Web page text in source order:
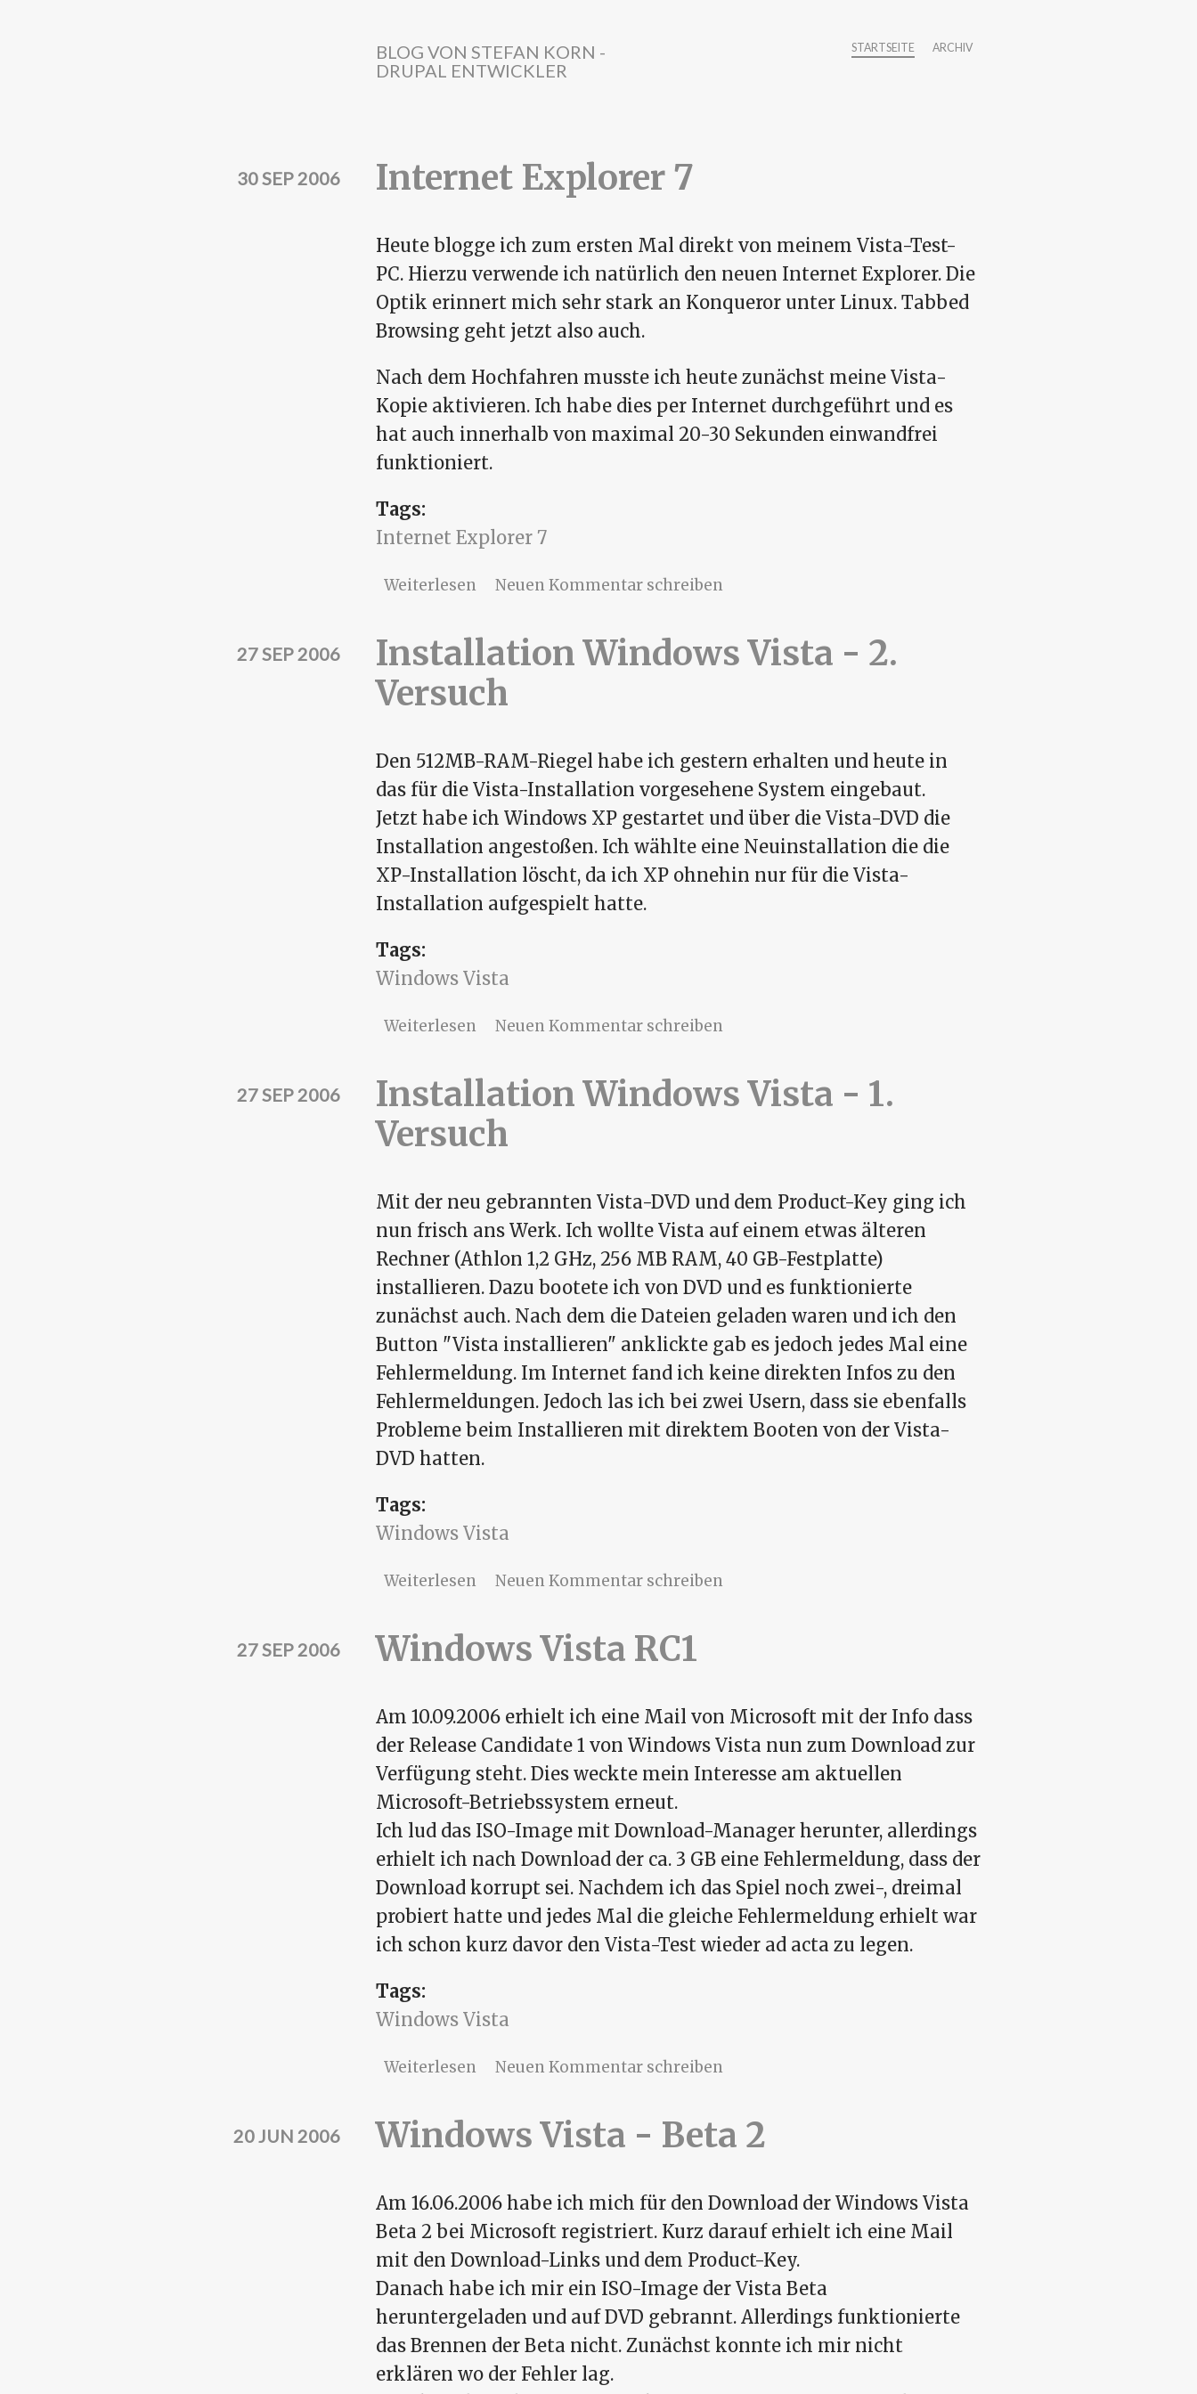
BLOG VON STEFAN KORN -
DRUPAL ENTWICKLER
STARTSEITE ARCHIV
Internet Explorer 7
30 SEP 2006
Heute blogge ich zum ersten Mal direkt von meinem Vista-Test-
PC. Hierzu verwende ich natürlich den neuen Internet Explorer. Die
Optik erinnert mich sehr stark an Konqueror unter Linux. Tabbed
Browsing geht jetzt also auch.
Nach dem Hochfahren musste ich heute zunächst meine Vista-
Kopie aktivieren. Ich habe dies per Internet durchgeführt und es
hat auch innerhalb von maximal 20-30 Sekunden einwandfrei
funktioniert.
Tags:
Internet Explorer 7
Weiterlesen über Internet Explorer 7
Neuen Kommentar schreiben
Installation Windows Vista - 2.
Versuch
27 SEP 2006
Den 512MB-RAM-Riegel habe ich gestern erhalten und heute in
das für die Vista-Installation vorgesehene System eingebaut.
Jetzt habe ich Windows XP gestartet und über die Vista-DVD die
Installation angestoßen. Ich wählte eine Neuinstallation die die
XP-Installation löscht, da ich XP ohnehin nur für die Vista-
Installation aufgespielt hatte.
Tags:
Windows Vista
Weiterlesen über Installation Windows Vista - 2. Versuch
Neuen Kommentar schreiben
Installation Windows Vista - 1.
Versuch
27 SEP 2006
Mit der neu gebrannten Vista-DVD und dem Product-Key ging ich
nun frisch ans Werk. Ich wollte Vista auf einem etwas älteren
Rechner (Athlon 1,2 GHz, 256 MB RAM, 40 GB-Festplatte)
installieren. Dazu bootete ich von DVD und es funktionierte
zunächst auch. Nach dem die Dateien geladen waren und ich den
Button "Vista installieren" anklickte gab es jedoch jedes Mal eine
Fehlermeldung. Im Internet fand ich keine direkten Infos zu den
Fehlermeldungen. Jedoch las ich bei zwei Usern, dass sie ebenfalls
Probleme beim Installieren mit direktem Booten von der Vista-
DVD hatten.
Tags:
Windows Vista
Weiterlesen über Installation Windows Vista - 1. Versuch
Neuen Kommentar schreiben
Windows Vista RC1
27 SEP 2006
Am 10.09.2006 erhielt ich eine Mail von Microsoft mit der Info dass
der Release Candidate 1 von Windows Vista nun zum Download zur
Verfügung steht. Dies weckte mein Interesse am aktuellen
Microsoft-Betriebssystem erneut.
Ich lud das ISO-Image mit Download-Manager herunter, allerdings
erhielt ich nach Download der ca. 3 GB eine Fehlermeldung, dass der
Download korrupt sei. Nachdem ich das Spiel noch zwei-, dreimal
probiert hatte und jedes Mal die gleiche Fehlermeldung erhielt war
ich schon kurz davor den Vista-Test wieder ad acta zu legen.
Tags:
Windows Vista
Weiterlesen über Windows Vista RC1
Neuen Kommentar schreiben
Windows Vista - Beta 2
20 JUN 2006
Am 16.06.2006 habe ich mich für den Download der Windows Vista
Beta 2 bei Microsoft registriert. Kurz darauf erhielt ich eine Mail
mit den Download-Links und dem Product-Key.
Danach habe ich mir ein ISO-Image der Vista Beta
heruntergeladen und auf DVD gebrannt. Allerdings funktionierte
das Brennen der Beta nicht. Zunächst konnte ich mir nicht
erklären wo der Fehler lag.